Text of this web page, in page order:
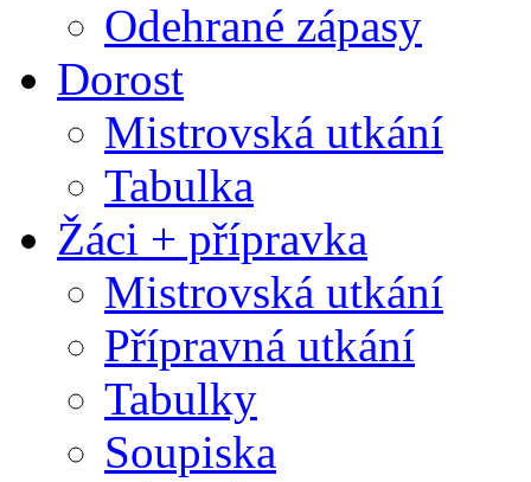
Odehrané zápasy
Dorost
Mistrovská utkání
Tabulka
Žáci + přípravka
Mistrovská utkání
Přípravná utkání
Tabulky
Soupiska